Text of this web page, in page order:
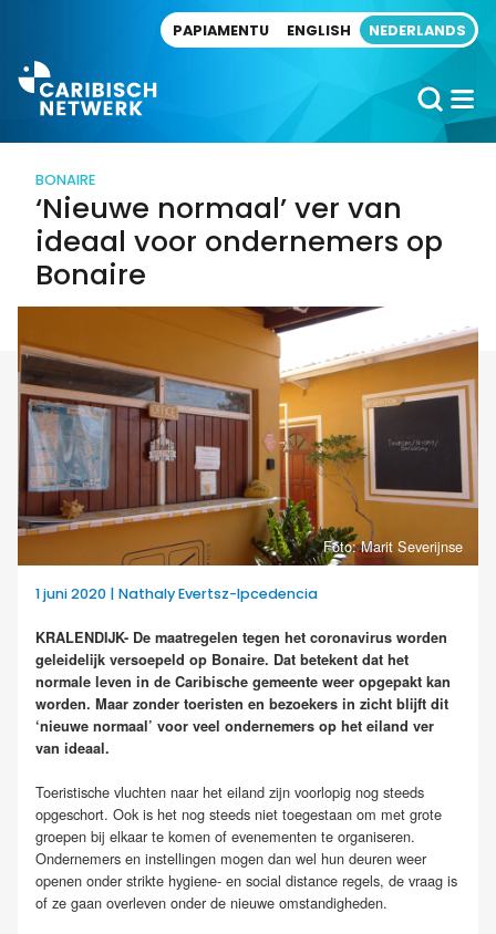
PAPIAMENTU ENGLISH NEDERLANDS
BONAIRE
‘Nieuwe normaal’ ver van
ideaal voor ondernemers op
Bonaire
Foto: Marit Severijnse
1 juni 2020 | Nathaly Evertsz-Ipcedencia
KRALENDIJK- De maatregelen tegen het coronavirus worden
geleidelijk versoepeld op Bonaire. Dat betekent dat het
normale leven in de Caribische gemeente weer opgepakt kan
worden. Maar zonder toeristen en bezoekers in zicht blijft dit
‘nieuwe normaal’ voor veel ondernemers op het eiland ver
van ideaal.
Toeristische vluchten naar het eiland zijn voorlopig nog steeds
opgeschort. Ook is het nog steeds niet toegestaan om met grote
groepen bij elkaar te komen of evenementen te organiseren.
Ondernemers en instellingen mogen dan wel hun deuren weer
openen onder strikte hygiene- en social distance regels, de vraag is
of ze gaan overleven onder de nieuwe omstandigheden.